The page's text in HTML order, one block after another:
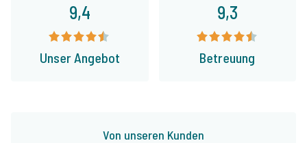
Von unseren Kunden
9,4
Unser Angebot
9,3
Betreuung